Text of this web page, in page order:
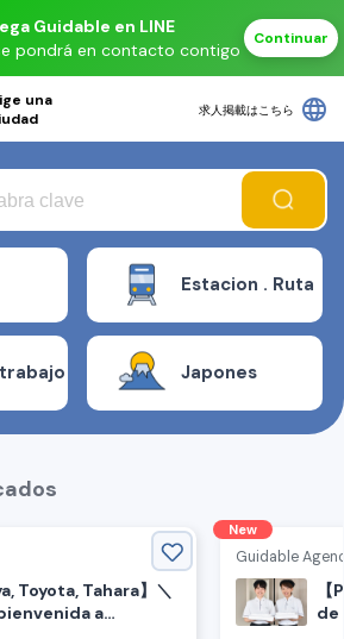
Guidable en LINE
pondrá en contacto contigo
Continuar
una
求人掲載はこちら language
Estacion . Ruta
Japones
Toyota, Tahara】＼
a
New
Guidable
de